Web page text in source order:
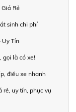
Rẻ
sinh chi phí
Uy Tín
gọi là có xe!
điều xe nhanh
rẻ, uy tín, phục vụ